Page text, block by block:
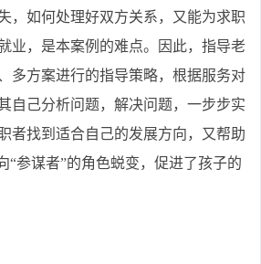
，如何处理好双方关系，又能为求职
业，是本案例的难点。因此，指导老
多方案进行的指导策略，根据服务对
自己分析问题，解决问题，一步步实
者找到适合自己的发展方向，又帮助
“参谋者”的角色蜕变，促进了孩子的